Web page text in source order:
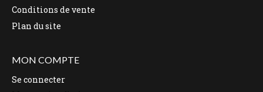
Conditions de vente
Plan du site
MON COMPTE
Se connecter